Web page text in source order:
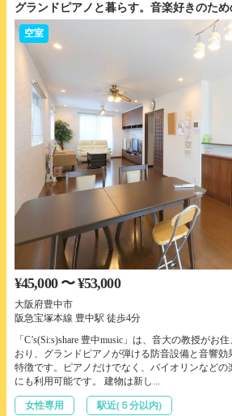
グランドピアノと暮らす。音楽好きのため
空室
¥45,000 〜 ¥53,000
大阪府豊中市
阪急宝塚本線 豊中駅 徒歩4分
「C’s(Si:s)share 豊中music」は、音大の教授がお
おり、グランドピアノが弾ける防音設備と音響
特徴です。ピアノだけでなく、バイオリンなど
にも利用可能です。 建物は新し...
女性専用 駅近(５分以内)